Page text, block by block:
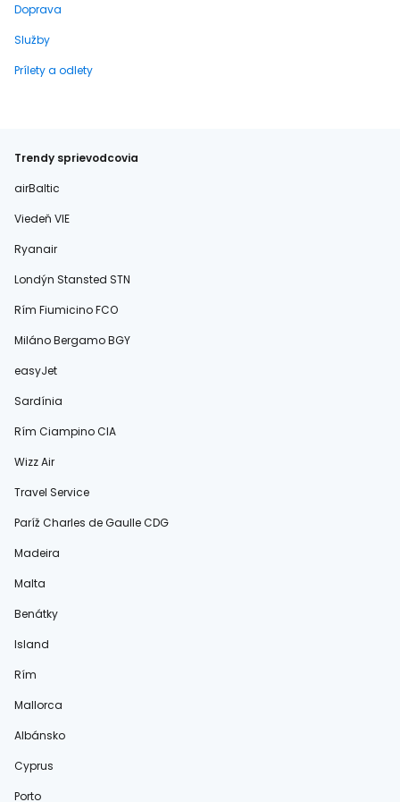
Doprava
Služby
Prílety a odlety
Trendy sprievodcovia
airBaltic
Viedeň VIE
Ryanair
Londýn Stansted STN
Rím Fiumicino FCO
Miláno Bergamo BGY
easyJet
Sardínia
Rím Ciampino CIA
Wizz Air
Travel Service
Paríž Charles de Gaulle CDG
Madeira
Malta
Benátky
Island
Rím
Mallorca
Albánsko
Cyprus
Porto